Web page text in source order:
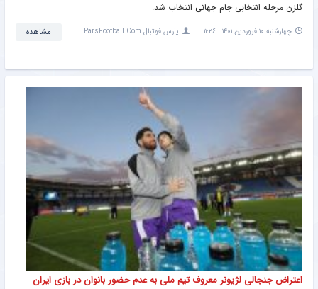
گلزن مرحله انتخابی جام جهانی انتخاب شد.
چهارشنبه ۱۰ فروردین ۱۴۰۱ | ۱۱:۲۶ پارس فوتبال ParsFootball.Com مشاهده
اعتراض جنجالی لژیونر معروف تیم ملی به عدم حضور بانوان در بازی ایران